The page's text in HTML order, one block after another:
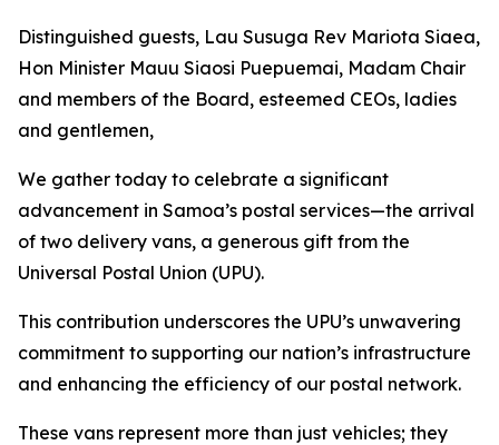
Distinguished guests, Lau Susuga Rev Mariota Siaea,
Hon Minister Mauu Siaosi Puepuemai, Madam Chair
and members of the Board, esteemed CEOs, ladies
and gentlemen,
We gather today to celebrate a significant
advancement in Samoa’s postal services—the arrival
of two delivery vans, a generous gift from the
Universal Postal Union (UPU).
This contribution underscores the UPU’s unwavering
commitment to supporting our nation’s infrastructure
and enhancing the efficiency of our postal network.
These vans represent more than just vehicles; they